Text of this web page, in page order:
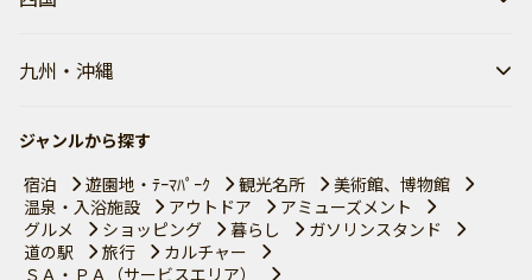
九州・沖縄
ジャンルから探す
宿泊
遊園地・ﾃｰﾏﾊﾟｰｸ 観光名所
美術館、博物館
温泉・入浴施設
アウトドア
アミューズメント
グルメ
ショッピング 暮らし
ガソリンスタンド
道の駅
旅行
カルチャー
ＳＡ・ＰＡ（サービスエリア）